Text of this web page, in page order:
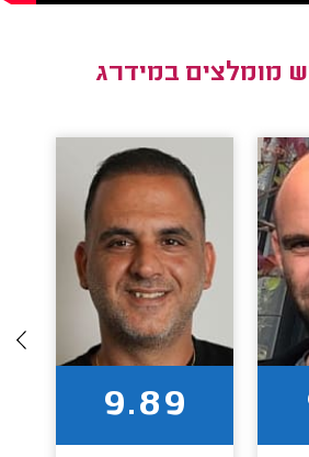
מומלצים במידרג
9.89